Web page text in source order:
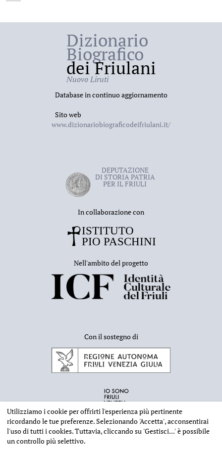
Dizionario
Biografico
dei Friulani
Nuovo Liruti
Database in continuo aggiornamento
Sito web
www.dizionariobiograficodeifriulani.it/
DEPUTAZIONE
DI STORIA PATRIA
PER IL FRIULI
In collaborazione con
Nell'ambito del progetto
Con il sostegno di
Utilizziamo i cookie per offrirti l'esperienza più pertinente
ricordando le tue preferenze. Selezionando 'Accetta', acconsentirai
l'uso di tutti i cookies. Tuttavia, cliccando su 'Gestisci...'è possibile
un controllo più selettivo.